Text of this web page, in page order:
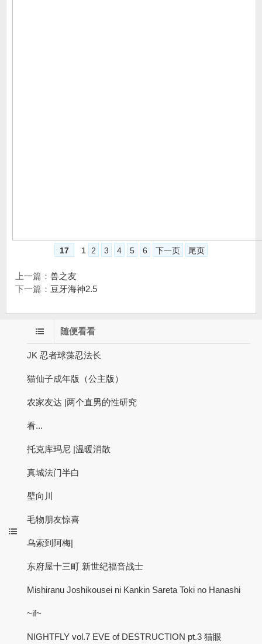
17 1 2 3 4 5 6 下一页 尾页
上一篇： 兽之友
下一篇： 豆牙海神2.5
随便看看
JK 忍者球藻忍法长
猫仙子成年版（公主版）
农家友达 |两个直男的性研究
看...
托克库玛尼 |温暖消散
真城法门半白
壁向川
毛物朋友惊喜
乌索到阿梅|
东府屋十三町 新世纪福音战士
Mishiranu Joshikousei ni Kankin Sareta Toki no Hanashi
~if~
NIGHTFLY vol.7 EVE of DESTRUCTION pt.3 猫眼